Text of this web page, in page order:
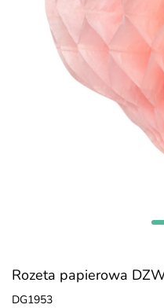
Rozeta papierowa
DG1953